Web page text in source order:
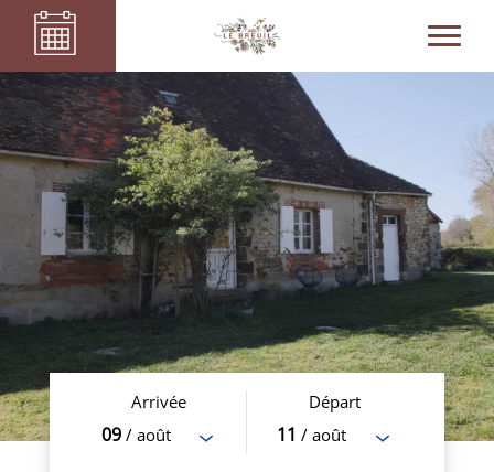
Arrivée
09 / août
Départ
11 / août